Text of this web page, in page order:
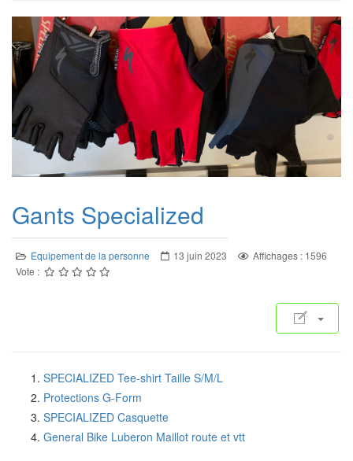
Gants Specialized
Equipement de la personne 13 juin 2023
Affichages : 1596
Vote :
SPECIALIZED Tee-shirt Taille S/M/L
Protections G-Form
SPECIALIZED Casquette
General Bike Luberon Maillot route et vtt